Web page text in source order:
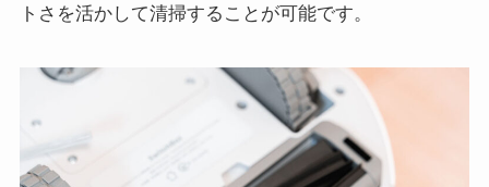
トさを活かして清掃することが可能です。